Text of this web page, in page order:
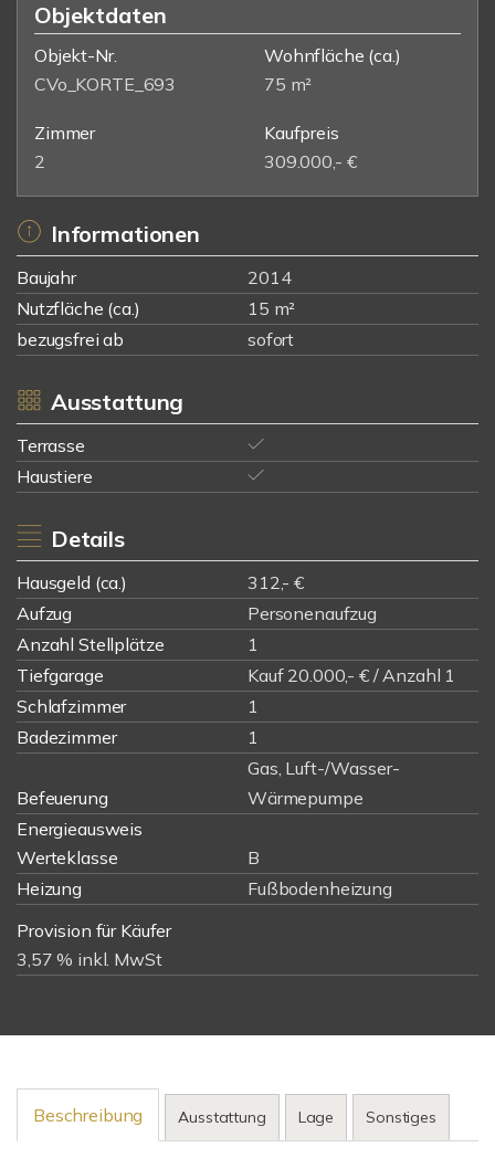
Objektdaten
Objekt-Nr.
CVo_KORTE_693
Wohnfläche (ca.)
75 m²
Zimmer
2
Kaufpreis
309.000,- €
Informationen
Baujahr
2014
Nutzfläche (ca.)
15 m²
bezugsfrei ab
sofort
Ausstattung
Terrasse
Haustiere
Details
Hausgeld (ca.)
312,- €
Aufzug
Personenaufzug
Anzahl Stellplätze
1
Tiefgarage
Kauf 20.000,- € / Anzahl 1
Schlafzimmer
1
Badezimmer
1
Befeuerung
Gas, Luft-/Wasser-
Wärmepumpe
Energieausweis
Werteklasse
B
Heizung
Fußbodenheizung
Provision für Käufer
3,57 % inkl. MwSt
Beschreibung Ausstattung Lage Sonstiges